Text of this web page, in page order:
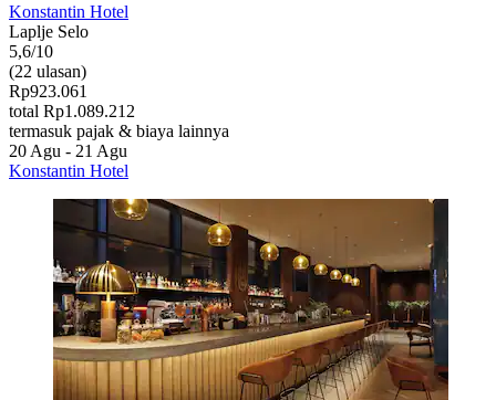
Konstantin Hotel
Laplje Selo
5,6/10
(22 ulasan)
Rp923.061
total Rp1.089.212
termasuk pajak & biaya lainnya
20 Agu - 21 Agu
Konstantin Hotel